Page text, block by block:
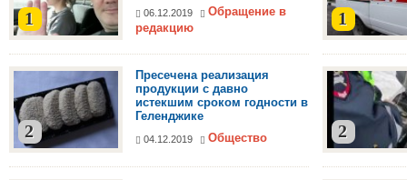
1 06.12.2019
Обращение в
редакцию
2
Пресечена реализация
продукции с давно
истекшим сроком годности в
Геленджике
04.12.2019 Общество
1
2